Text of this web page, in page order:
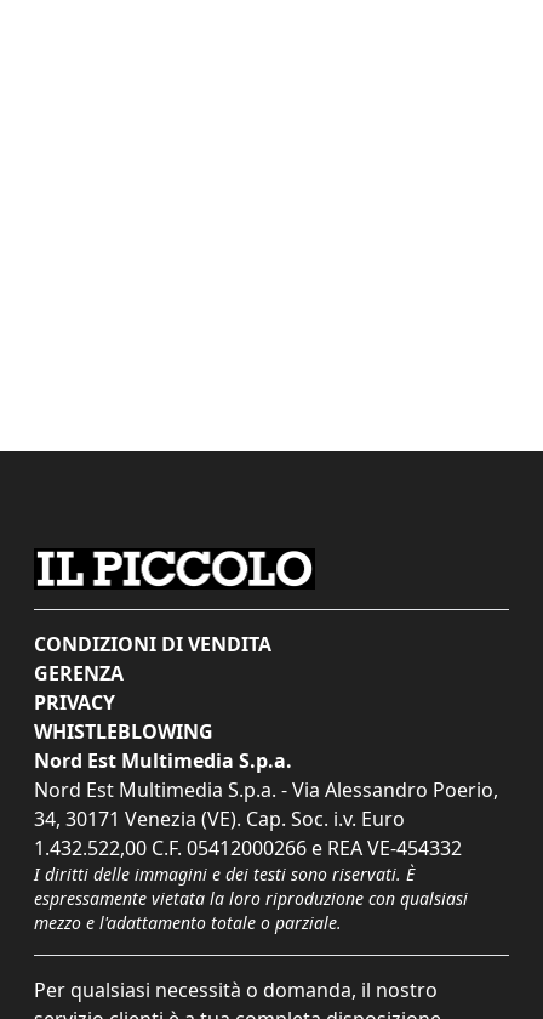
CONDIZIONI DI VENDITA
GERENZA
PRIVACY
WHISTLEBLOWING
Nord Est Multimedia S.p.a.
Nord Est Multimedia S.p.a. - Via Alessandro Poerio,
34, 30171 Venezia (VE). Cap. Soc. i.v. Euro
1.432.522,00 C.F. 05412000266 e REA VE-454332
I diritti delle immagini e dei testi sono riservati. È
espressamente vietata la loro riproduzione con qualsiasi
mezzo e l'adattamento totale o parziale.
Per qualsiasi necessità o domanda, il nostro